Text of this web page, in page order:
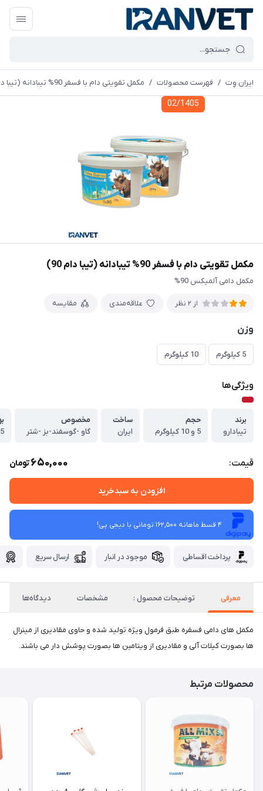
ایران وِت / فهرست محصولات / مکمل تقویتی دام با فسفر 90% تیبادانه (تیبا دام 90)
02/1405
مکمل تقویتی دام با فسفر 90% تیبادانه (تیبا دام 90)
مکمل دامی آلمیکس 90%
از 2 نظر علاقه‌مندی مقایسه
وزن
5 کیلوگرم 10 کیلوگرم
ویژگی‌ها
برند
تیبادارو
حجم
5 و 10 کیلوگرم
ساخت
ایران
مخصوص
گاو -گوسفند-بز -شتر
قیمت: 650,000تومان
افزودن به سبدخرید
4 قسط ماهانه 162,500 تومانی با دیجی ‌پی!
پرداخت اقساطی موجود در انبار ارسال سریع
معرفی توضیحات محصول : مشخصات دیدگاه‌ها
مکمل های دامی فسفره طبق فرمول ویژه تولید شده و حاوی مقادیری از مینرال
ها بصورت کیلات آلی و مقادیری از ویتامین ها بصورت پوشش دار می باشند.
محصولات مرتبط